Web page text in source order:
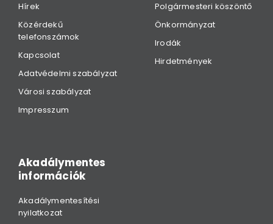
Hírek
Közérdekű
telefonszámok
Kapcsolat
Adatvédelmi szabályzat
Városi szabályzat
Impresszum
Polgármesteri köszöntő
Önkormányzat
Irodák
Hirdetmények
Akadálymentes
információk
Akadálymentesítési
nyilatkozat